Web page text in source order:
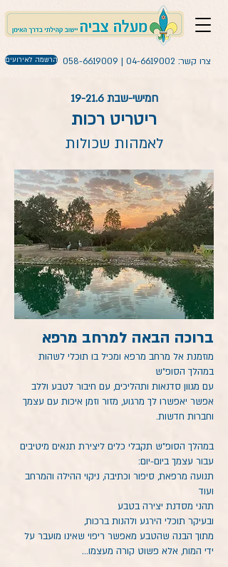
הרשמה לאירועים צרו קשר: 04-6619002
|
058-6619009
חמישי-שבת19-21.6
ריטריט רכות
לאמהות שכולות
ברוכה הבאה למרחב מרפא
מוזמנת אל מרחב מרפא ומכיל בו תוכלי לשהות
במהלך הסופ"ש
עם מגוון סדנאות ותהליכים, עם חיבור לטבע וללב
אפשר יאפשרו לך מרגוע, מזור וזמן איכות עם עצמך
וחברות חדשות.
במהלך הסופ"ש תקבלי כלים ליצירת תנאים מיטיבים
עבור עצמך ביום-יום:
תנועה מרפאת, סיפור וכתיבה, ניקוי ההילה והמרחב
ועוד
תהני מסדנת יצירה בטבע
ובעיקר תוכלי הירגע ולהנות ברכות,
מתוך הבנה שהטבע מאפשר ריפוי שאינו מועבר על
ידי המוח, אלא פשוט קורה מעצמו...